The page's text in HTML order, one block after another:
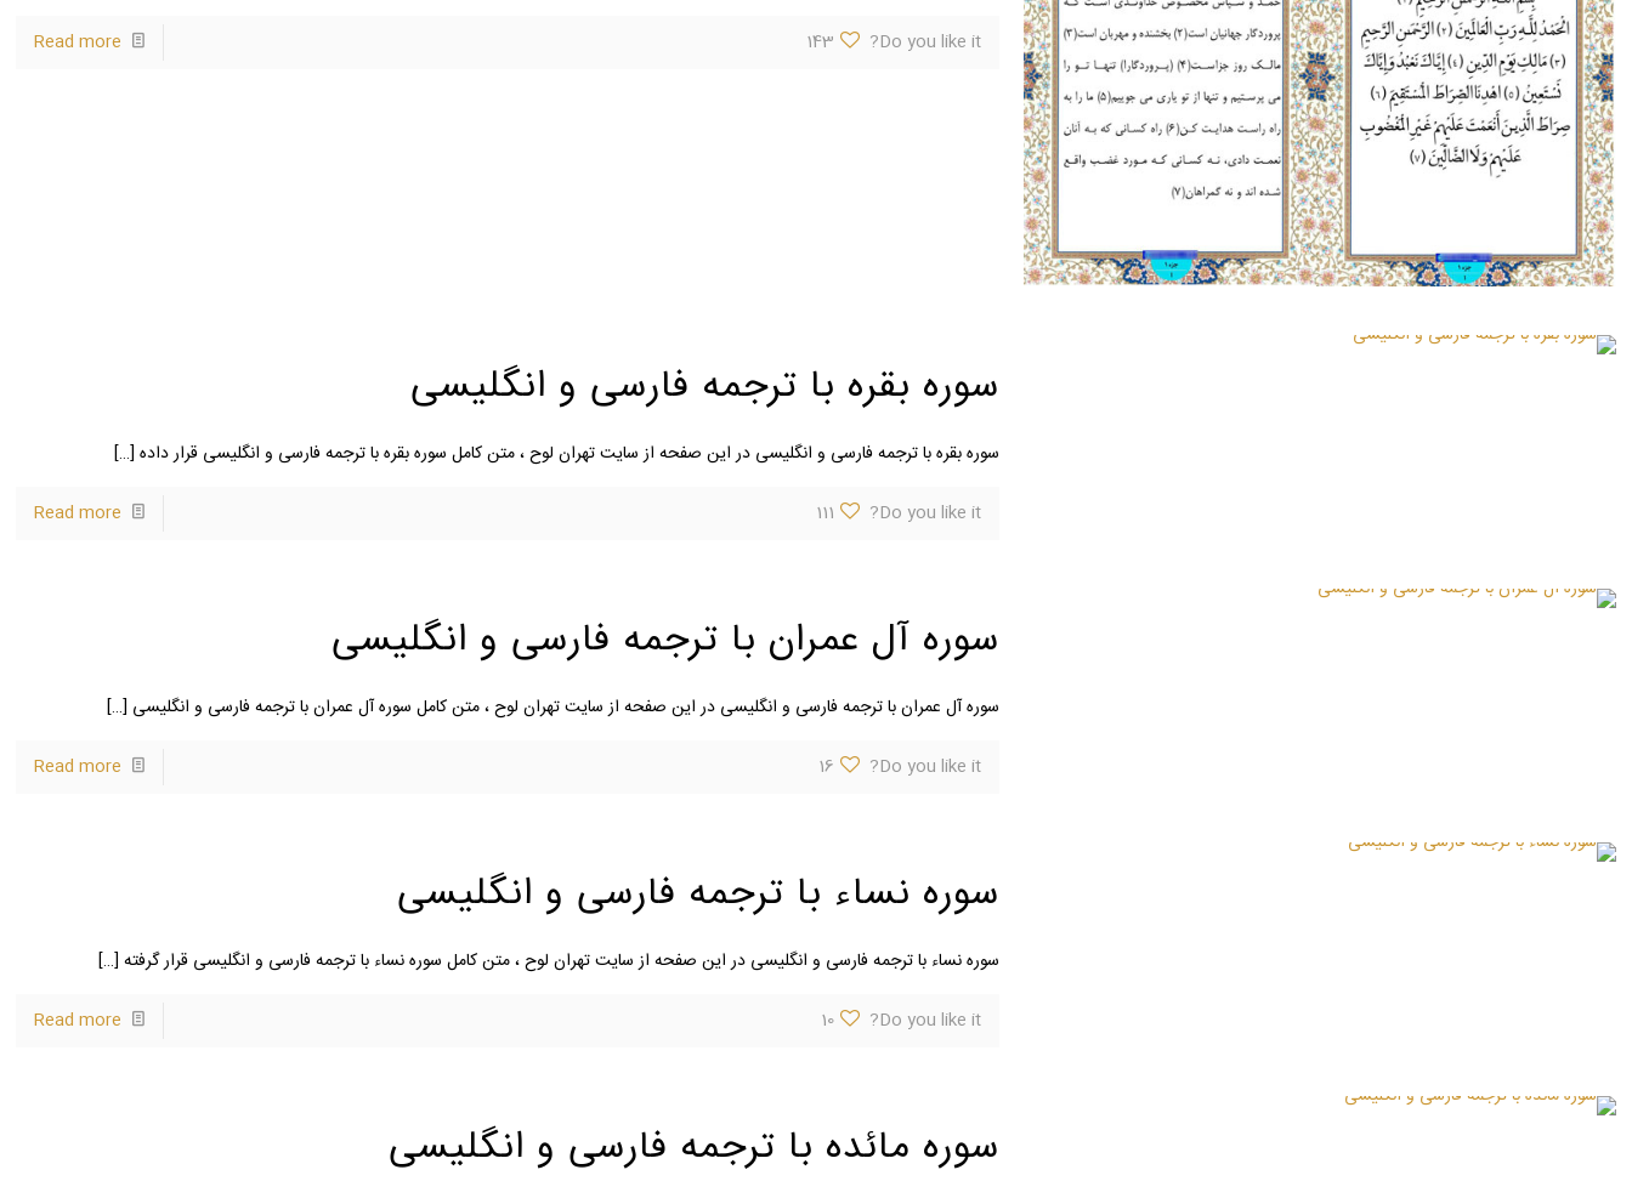
Do you like it?
143
Read more
سوره بقره با ترجمه فارسی و انگلیسی
سوره بقره با ترجمه فارسی و انگلیسی در این صفحه از سایت تهران لوح ، متن کامل سوره بقره با ترجمه فارسی و انگلیسی قرار داده[…]
Do you like it?
111
Read more
سوره آل عمران با ترجمه فارسی و انگلیسی
سوره آل عمران با ترجمه فارسی و انگلیسی در این صفحه از سایت تهران لوح ، متن کامل سوره آل عمران با ترجمه فارسی و انگلیسی […]
Do you like it?
16
Read more
سوره نساء با ترجمه فارسی و انگلیسی
سوره نساء با ترجمه فارسی و انگلیسی در این صفحه از سایت تهران لوح ، متن کامل سوره نساء با ترجمه فارسی و انگلیسی قرار گرفته[…]
Do you like it?
10
Read more
سوره مائده با ترجمه فارسی و انگلیسی